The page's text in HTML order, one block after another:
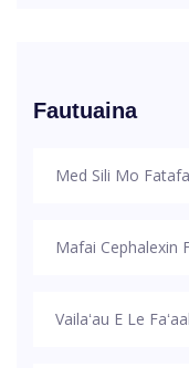
Fautuaina
Med Sili Mo
Mafai Cephalexin
Vailaʻau E Le